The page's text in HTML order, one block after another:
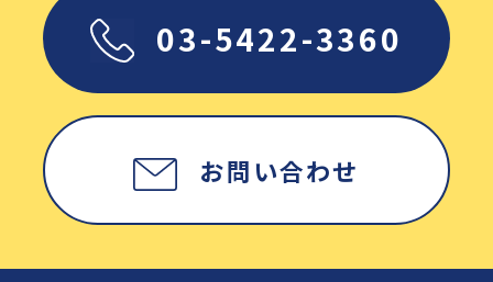
03-5422-3360
お問い合わせ